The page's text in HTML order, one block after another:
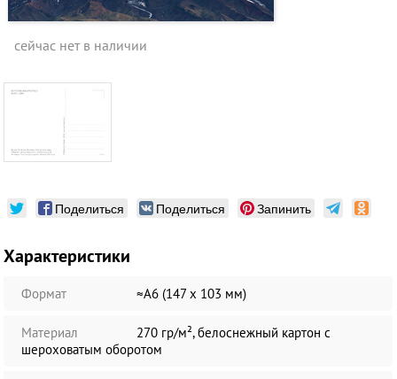
сейчас нет в наличии
Поделиться Поделиться Запинить
Характеристики
Формат ≈А6 (147 х 103 мм)
Материал
270 гр/м², белоснежный картон с
шероховатым оборотом